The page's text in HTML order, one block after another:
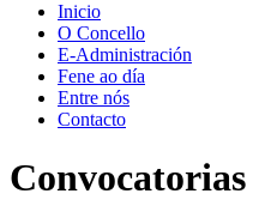
Inicio
O Concello
E-Administración
Fene ao día
Entre nós
Contacto
Convocatorias